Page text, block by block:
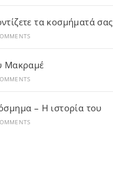
τα κοσμήματά σας
Μακραμέ
– Η ιστορία του